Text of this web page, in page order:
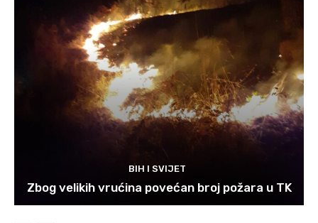
BIH I SVIJET
Zbog velikih vrućina povećan broj požara u TK